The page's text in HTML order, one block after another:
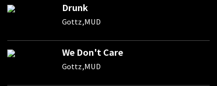
Drunk
Gottz,MUD
We Don't Care
Gottz,MUD